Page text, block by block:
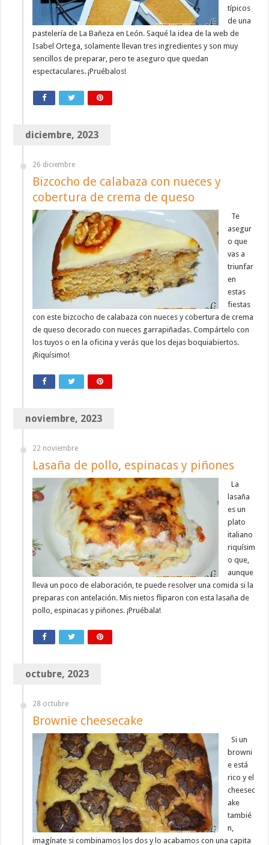
típicos
de una
pastelería de La Bañeza en León. Saqué la idea de la web de
Isabel Ortega, solamente llevan tres ingredientes y son muy
sencillos de preparar, pero te aseguro que quedan
espectaculares. ¡Pruébalos!
diciembre, 2023
26 diciembre
Bizcocho de calabaza con nueces y
cobertura de crema de queso
Te
asegur
o que
vas a
triunfar
en
estas
fiestas
con este bizcocho de calabaza con nueces y cobertura de crema
de queso decorado con nueces garrapiñadas. Compártelo con
los tuyos o en la oficina y verás que los dejas boquiabiertos.
¡Riquísimo!
noviembre, 2023
22 noviembre
Lasaña de pollo, espinacas y piñones
La
lasaña
es un
plato
italiano
riquísim
o que,
aunque
lleva un poco de elaboración, te puede resolver una comida si la
preparas con antelación. Mis nietos fliparon con esta lasaña de
pollo, espinacas y piñones. ¡Pruébala!
octubre, 2023
28 octubre
Brownie cheesecake
Si un
browni
e está
rico y el
cheesec
ake
tambié
n,
imagínate si combinamos los dos y lo acabamos con una capita